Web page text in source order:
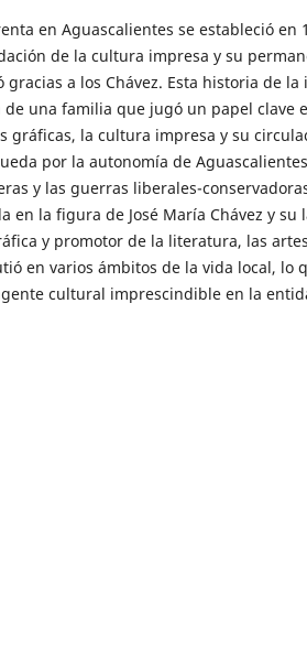
en Aguascalientes se estableció en
de la cultura impresa y su
gracias a los Chávez. Esta historia de
de una familia que jugó un papel clave
gráficas, la cultura impresa y su
por la autonomía de
y las guerras liberales-
en la figura de José María Chávez y
y promotor de la literatura, las
en varios ámbitos de la vida local, lo
cultural imprescindible en la